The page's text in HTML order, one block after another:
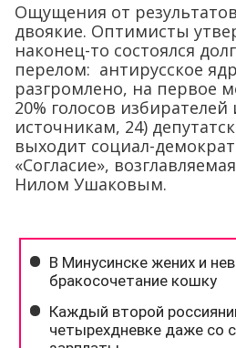
Ощущения от
двоякие. Оптимисты
наконец-то состоялся
перелом: антирусское
разгромлено, на первое
20% голосов
источникам, 24)
выходит социал-
«Согласие»,
Нилом Ушаковым.